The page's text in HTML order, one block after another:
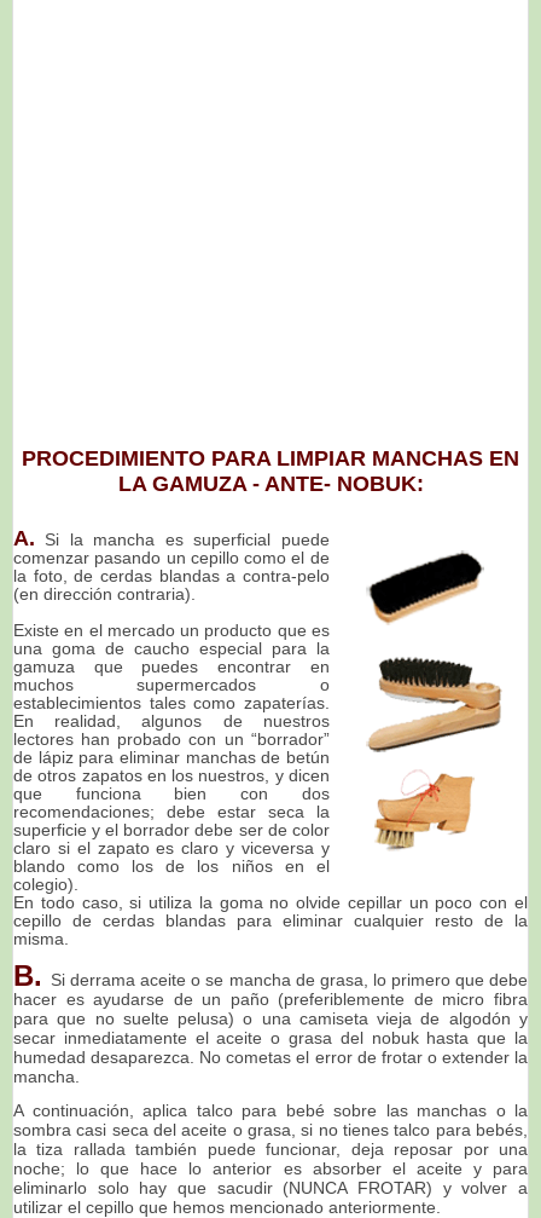
PROCEDIMIENTO PARA LIMPIAR MANCHAS EN
LA GAMUZA - ANTE- NOBUK:
A. Si la mancha es superficial puede
comenzar pasando un cepillo como el de
la foto, de cerdas blandas a contra-pelo
(en dirección contraria).
Existe en el mercado un producto que es
una goma de caucho especial para la
gamuza que puedes encontrar en
muchos supermercados o
establecimientos tales como zapaterías.
En realidad, algunos de nuestros
lectores han probado con un “borrador”
de lápiz para eliminar manchas de betún
de otros zapatos en los nuestros, y dicen
que funciona bien con dos
recomendaciones; debe estar seca la
superficie y el borrador debe ser de color
claro si el zapato es claro y viceversa y
blando como los de los niños en el
colegio).
En todo caso, si utiliza la goma no olvide cepillar un poco con el
cepillo de cerdas blandas para eliminar cualquier resto de la
misma.
B.
Si derrama aceite o se mancha de grasa, lo primero que debe
hacer es ayudarse de un paño (preferiblemente de micro fibra
para que no suelte pelusa) o una camiseta vieja de algodón y
secar inmediatamente el aceite o grasa del nobuk hasta que la
humedad desaparezca. No cometas el error de frotar o extender la
mancha.
A continuación, aplica talco para bebé sobre las manchas o la
sombra casi seca del aceite o grasa, si no tienes talco para bebés,
la tiza rallada también puede funcionar, deja reposar por una
noche; lo que hace lo anterior es absorber el aceite y para
eliminarlo solo hay que sacudir (NUNCA FROTAR) y volver a
utilizar el cepillo que hemos mencionado anteriormente.